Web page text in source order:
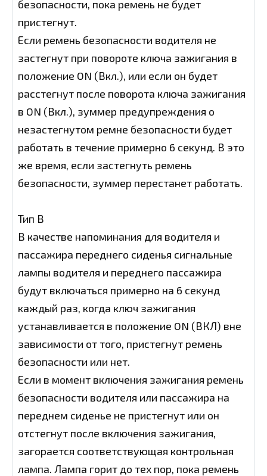
безопасности, пока ремень не будет
пристегнут.
Если ремень безопасности водителя не
застегнут при повороте ключа зажигания в
положение ON (Вкл.), или если он будет
расстегнут после поворота ключа зажигания
в ON (Вкл.), зуммер предупреждения о
незастегнутом ремне безопасности будет
работать в течение примерно 6 секунд. В это
же время, если застегнуть ремень
безопасности, зуммер перестанет работать.
Тип В
В качестве напоминания для водителя и
пассажира переднего сиденья сигнальные
лампы водителя и переднего пассажира
будут включаться примерно на 6 секунд
каждый раз, когда ключ зажигания
устанавливается в положение ON (ВКЛ) вне
зависимости от того, пристегнут ремень
безопасности или нет.
Если в момент включения зажигания ремень
безопасности водителя или пассажира на
переднем сиденье не пристегнут или он
отстегнут после включения зажигания,
загорается соответствующая контрольная
лампа. Лампа горит до тех пор, пока ремень